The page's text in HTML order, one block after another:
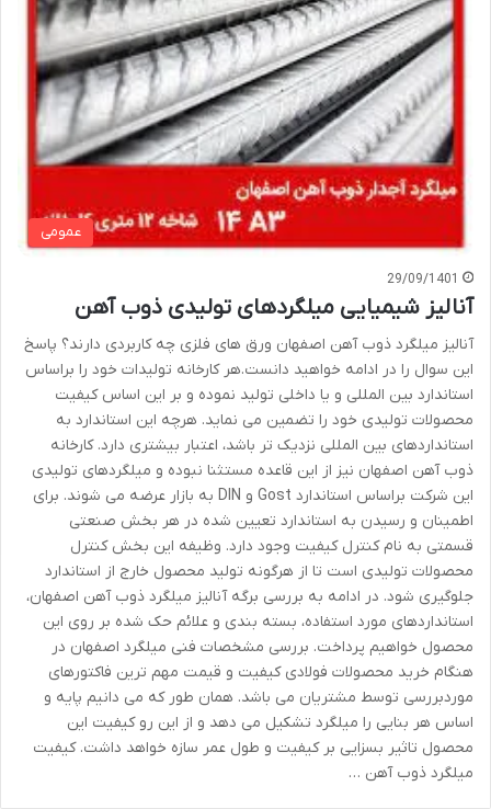
عمومی
29/09/1401
آنالیز شیمیایی میلگردهای تولیدی ذوب آهن
آنالیز میلگرد ذوب آهن اصفهان ورق های فلزی چه کاربردی دارند؟ پاسخ
این سوال را در ادامه خواهید دانست.هر کارخانه تولیدات خود را براساس
استاندارد بین المللی و یا داخلی تولید نموده و بر این اساس کیفیت
محصولات تولیدی خود را تضمین می نماید. هرچه این استاندارد به
استانداردهای بین المللی نزدیک تر باشد، اعتبار بیشتری دارد. کارخانه
ذوب آهن اصفهان نیز از این قاعده مستثنا نبوده و میلگردهای تولیدی
این شرکت براساس استاندارد Gost و DIN به بازار عرضه می شوند. برای
اطمینان و رسیدن به استاندارد تعیین شده در هر بخش صنعتی
قسمتی به نام کنترل کیفیت وجود دارد. وظیفه این بخش کنترل
محصولات تولیدی است تا از هرگونه تولید محصول خارج از استاندارد
جلوگیری شود. در ادامه به بررسی برگه آنالیز میلگرد ذوب آهن اصفهان،
استانداردهای مورد استفاده، بسته بندی و علائم حک شده بر روی این
محصول خواهیم پرداخت. بررسی مشخصات فنی میلگرد اصفهان در
هنگام خرید محصولات فولادی کیفیت و قیمت مهم ترین فاکتورهای
موردبررسی توسط مشتریان می باشد. همان طور که می دانیم پایه و
اساس هر بنایی را میلگرد تشکیل می دهد و از این رو کیفیت این
محصول تاثیر بسزایی بر کیفیت و طول عمر سازه خواهد داشت. کیفیت
میلگرد ذوب آهن …